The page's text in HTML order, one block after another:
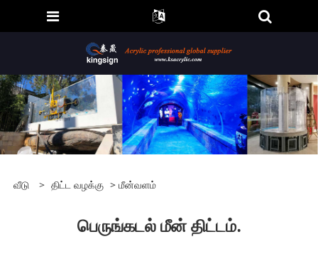
வீடு > திட்ட வழக்கு > மீன்வளம்
பெருங்கடல் மீன் திட்டம்.